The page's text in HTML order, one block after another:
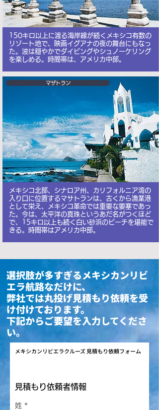
150キロ以上に渡る海岸線が続くメキシコ有数の
リゾート地で、映画イグアナの夜の舞台にもなっ
た。波は穏やかでダイビングやシュノーケリング
を楽しめる。時間帯は、アメリカ中部。
マザトラン
メキシコ北部、シナロア州、カリフォルニア湾の
入り口に位置するマサトランは、古くから漁業港
として栄え、メキシコ革命では重要な要塞であっ
た。今は、太平洋の真珠というあだ名がつくほど
で、15キロ以上も続く白い砂浜のビーチを堪能で
きる。時間帯はアメリカ中部。
選択肢が多すぎるメキシカンリビ
エラ航路なだけに、
弊社では丸投げ見積もり依頼を受
け付けております。
​下記からご要望を入力してくださ
い。
メキシカンリビエラクルーズ 見積もり依頼フォーム
見積もり依頼者情報
姓